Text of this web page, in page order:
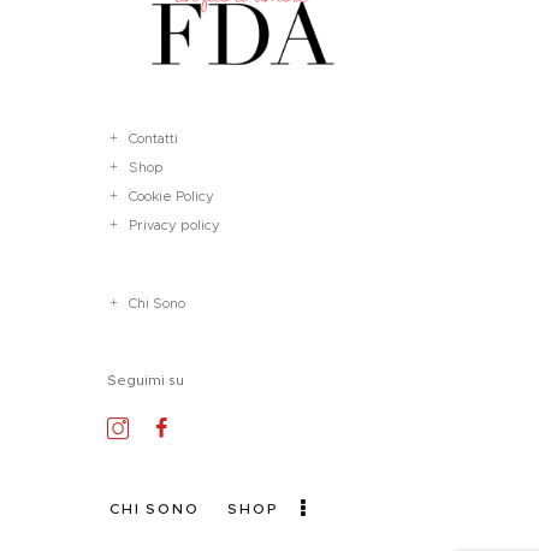
Contatti
Shop
Cookie Policy
Privacy policy
Chi Sono
Seguimi su
CHI SONO SHOP